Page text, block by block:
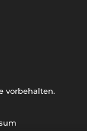
vorbehalten.